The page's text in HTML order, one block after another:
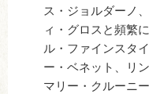
ス・ジョルダーノ
ィ・グロスと頻繁
ル・ファインスタ
ー・ベネット、リ
マリー・クルーニ